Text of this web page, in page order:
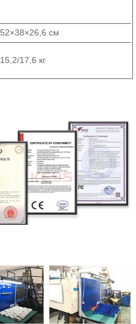
52×38×26,6 см
15,2/17,6 кг